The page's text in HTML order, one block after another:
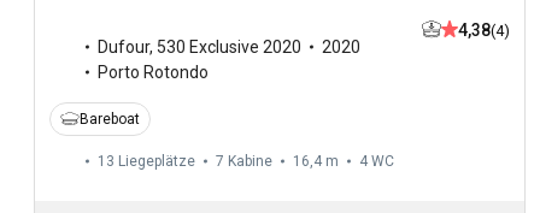
Dufour, 530 Exclusive 2020
2020
Porto Rotondo
4,38(4)
Bareboat
13 Liegeplätze 7 Kabine 16,4 m 4 WC